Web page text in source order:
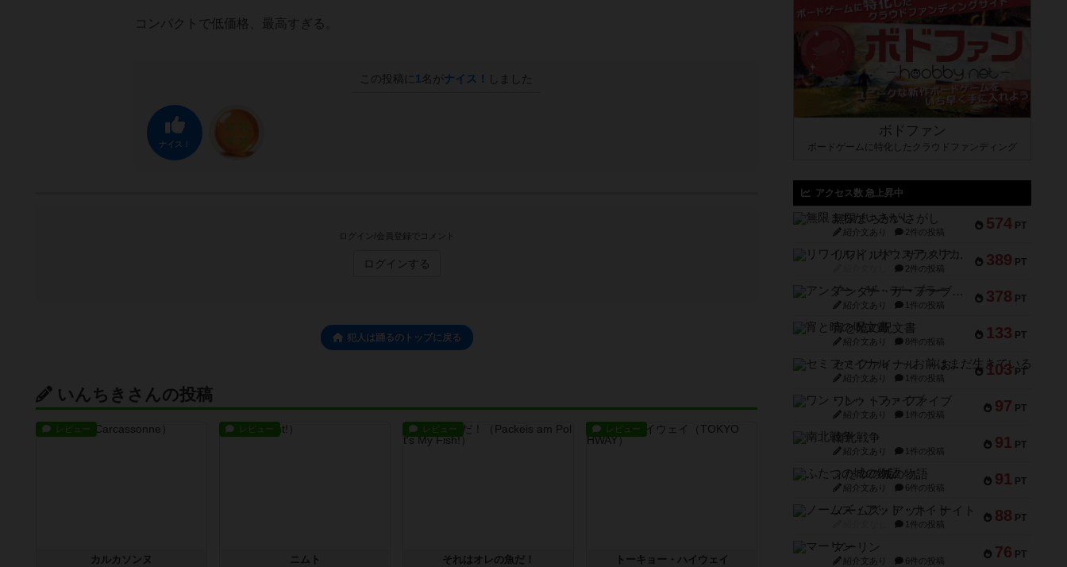
コンパクトで低価格、最高すぎる。
この投稿に 1 名がナイス！ しました
ナイス！
ログイン/会員登録でコメント
ログインする
犯人は踊るのトップに戻る
いんちきさんの投稿
レビュー
カルカソンヌ
レビュー
ニムト
レビュー
それはオレの魚だ！
レビュー
トーキョー・ハイウェイ
ボドファン
ボードゲームに特化したクラウドファンディング
アクセス数 急上昇中
574 PT
無限まちがいさがし
紹介文あり 2件の投稿
389 PT
リワイルド：サウスアメリカ
2件の投稿
378 PT
アンダー・ザ・テーブラー
紹介文あり 1件の投稿
133 PT
宵と暁の呪文書
紹介文あり 8件の投稿
103 PT
セミファイナル ～お前はまだ生きている～
紹介文あり 1件の投稿
97 PT
ワン・トゥ・ファイブ
紹介文あり 1件の投稿
91 PT
南北戦争
紹介文あり 1件の投稿
91 PT
ふたつの城の物語
紹介文あり 6件の投稿
88 PT
ノームズ・アット・ナイト
1件の投稿
76 PT
マーリン
紹介文あり 6件の投稿